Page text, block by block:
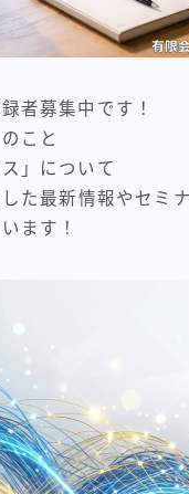
者募集中です！
こと
」について
た最新情報やセミ
ます！